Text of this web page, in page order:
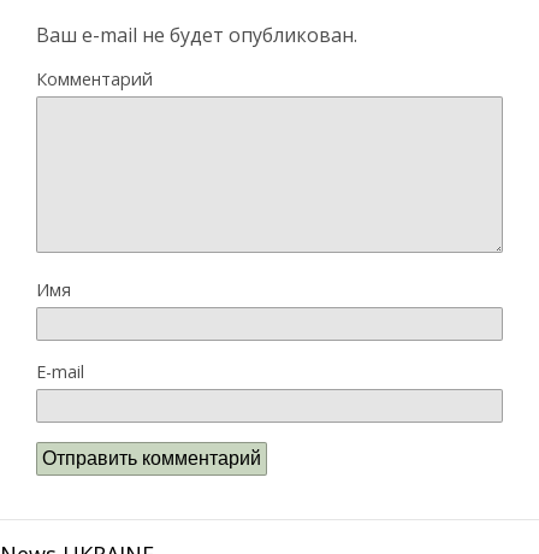
Ваш e-mail не будет опубликован.
Комментарий
Имя
E-mail